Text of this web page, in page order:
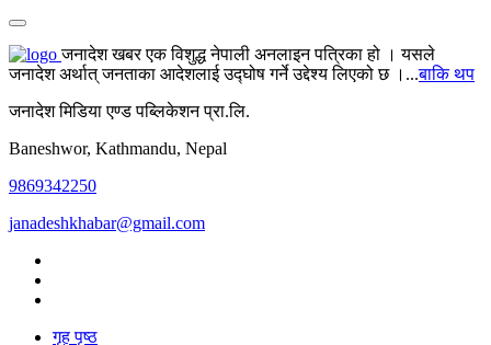
जनादेश खबर एक विशुद्ध नेपाली अनलाइन पत्रिका हो । यसले
जनादेश अर्थात् जनताका आदेशलाई उद्घोष गर्ने उद्देश्य लिएको छ ।...बाकि थप
जनादेश मिडिया एण्ड पब्लिकेशन प्रा.लि.
Baneshwor, Kathmandu, Nepal
9869342250
janadeshkhabar@gmail.com
गृह पृष्ठ